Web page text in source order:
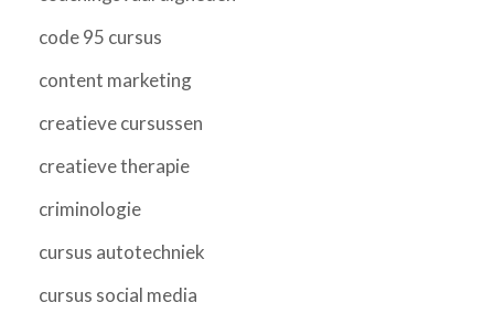
code 95 cursus
content marketing
creatieve cursussen
creatieve therapie
criminologie
cursus autotechniek
cursus social media